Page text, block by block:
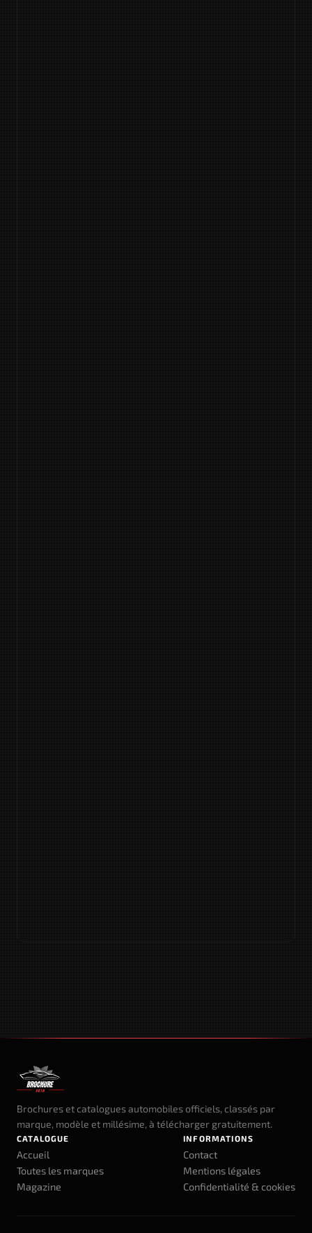
Brochures et catalogues automobiles officiels, classés par
marque, modèle et millésime, à télécharger gratuitement.
CATALOGUE
Accueil
Toutes les marques
Magazine
INFORMATIONS
Contact
Mentions légales
Confidentialité & cookies